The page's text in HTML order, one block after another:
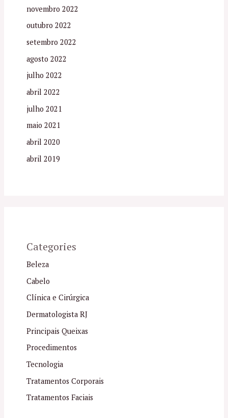
novembro 2022
outubro 2022
setembro 2022
agosto 2022
julho 2022
abril 2022
julho 2021
maio 2021
abril 2020
abril 2019
Categories
Beleza
Cabelo
Clínica e Cirúrgica
Dermatologista RJ
Principais Queixas
Procedimentos
Tecnologia
Tratamentos Corporais
Tratamentos Faciais